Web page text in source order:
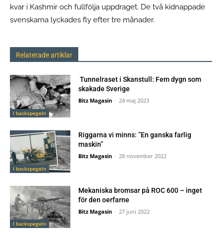
kvar i Kashmir och fullfölja uppdraget. De två kidnappade
svenskarna lyckades fly efter tre månader.
Relaterade artiklar
I backspegeln
Tunnelraset i Skanstull: Fem dygn som
skakade Sverige
Bitz Magasin - 24 maj 2023
I backspegeln
Riggarna vi minns: ”En ganska farlig
maskin”
Bitz Magasin - 28 november 2022
I backspegeln
Mekaniska bromsar på ROC 600 – inget
för den oerfarne
Bitz Magasin - 27 juni 2022